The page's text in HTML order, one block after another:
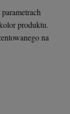
produktu.
na